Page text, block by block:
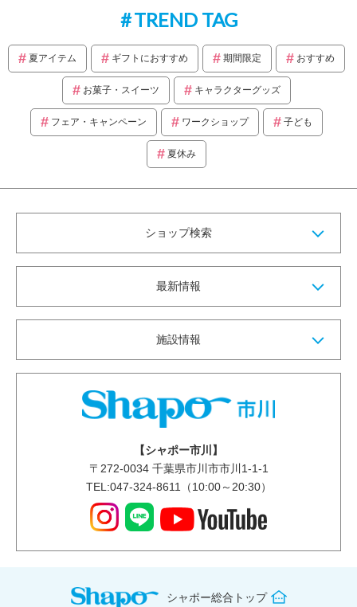
TREND TAG
夏アイテム ギフトにおすすめ 期間限定 おすすめ
お菓子・スイーツ キャラクターグッズ
フェア・キャンペーン ワークショップ 子ども
夏休み
ショップ検索
最新情報
施設情報
【シャポー市川】
〒 272-0034千葉県市川市市川1-1-1
TEL:047-324-8611（10:00～20:30）
シャポー総合トップ